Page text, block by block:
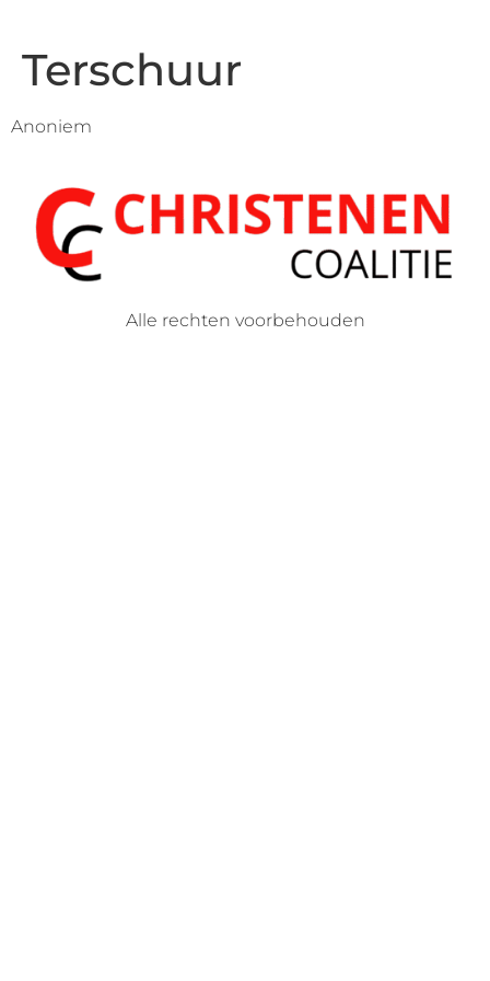
Terschuur
Anoniem
Alle rechten voorbehouden